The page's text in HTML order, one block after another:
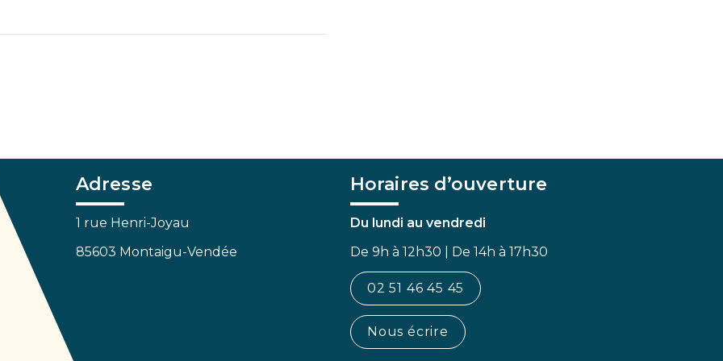
Adresse
1 rue Henri-Joyau
85603 Montaigu-Vendée
Horaires d’ouverture
Du lundi au vendredi
De 9h à 12h30 | De 14h à 17h30
02 51 46 45 45
Nous écrire